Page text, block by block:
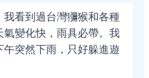
我看到過台灣獼猴和各種
變化快，雨具必帶。我
突然下雨，只好躲進遊